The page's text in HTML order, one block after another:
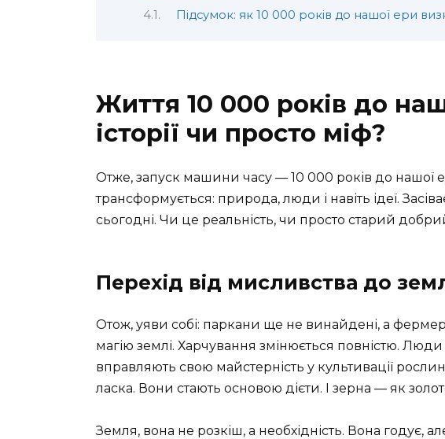
Підсумок: як 10 000 років до нашої ери
Життя 10 000 років до
історії чи просто міф?
Отже, запуск машини часу — 10 000 років до нашої
трансформується: природа, люди і навіть ідеї.
сьогодні. Чи це реальність, чи просто старий
Перехід від мисливства до
Отож, уяви собі: паркани ще не винайдені, а
магію землі. Харчування змінюється повністю. Люди
вправляють свою майстерність у культивації
ласка. Вони стають основою дієти. І зерна — як
Земля, вона не розкіш, а необхідність. Вона годує,